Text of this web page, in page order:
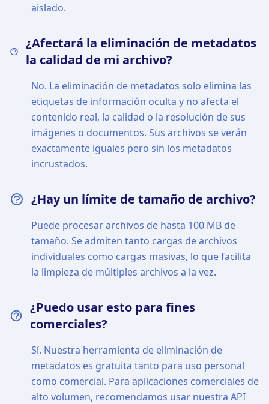
aislado.
¿Afectará la eliminación de metadatos
la calidad de mi archivo?
No. La eliminación de metadatos solo elimina las
etiquetas de información oculta y no afecta el
contenido real, la calidad o la resolución de sus
imágenes o documentos. Sus archivos se verán
exactamente iguales pero sin los metadatos
incrustados.
¿Hay un límite de tamaño de archivo?
Puede procesar archivos de hasta 100 MB de
tamaño. Se admiten tanto cargas de archivos
individuales como cargas masivas, lo que facilita
la limpieza de múltiples archivos a la vez.
¿Puedo usar esto para fines
comerciales?
Sí. Nuestra herramienta de eliminación de
metadatos es gratuita tanto para uso personal
como comercial. Para aplicaciones comerciales de
alto volumen, recomendamos usar nuestra API